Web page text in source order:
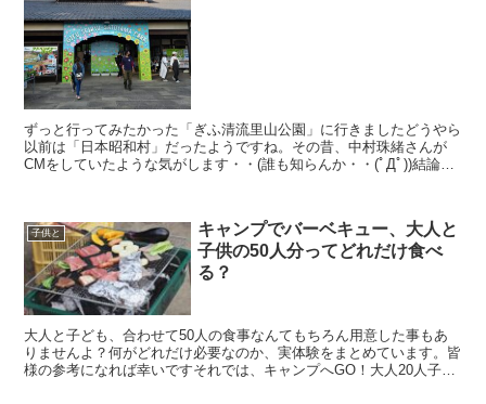
ずっと行ってみたかった「ぎふ清流里山公園」に行きましたどうやら
以前は「日本昭和村」だったようですね。その昔、中村珠緒さんが
CMをしていたような気がします・・(誰も知らんか・・(ﾟДﾟ))結論！
子供と
キャンプでバーベキュー、大人と
子供の50人分ってどれだけ食べ
る？
大人と子ども、合わせて50人の食事なんてもちろん用意した事もあ
りませんよ？何がどれだけ必要なのか、実体験をまとめています。皆
様の参考になれば幸いですそれでは、キャンプへGO！大人20人子供